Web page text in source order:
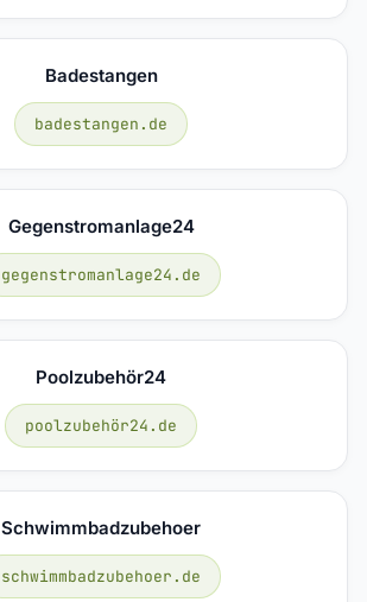
Badestangen
badestangen.de
Gegenstromanlage24
gegenstromanlage24.de
Poolzubehör24
poolzubehör24.de
Schwimmbadzubehoer
schwimmbadzubehoer.de